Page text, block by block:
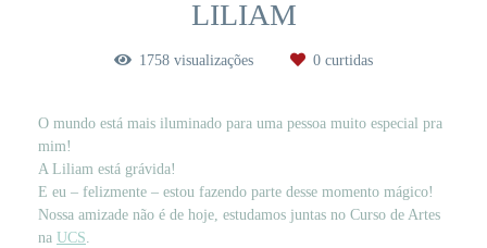
LILIAM
1758 visualizações 0 curtidas
O mundo está mais iluminado para uma pessoa muito especial pra
mim!
A Liliam está grávida!
E eu – felizmente – estou fazendo parte desse momento mágico!
Nossa amizade não é de hoje, estudamos juntas no Curso de Artes
na UCS.